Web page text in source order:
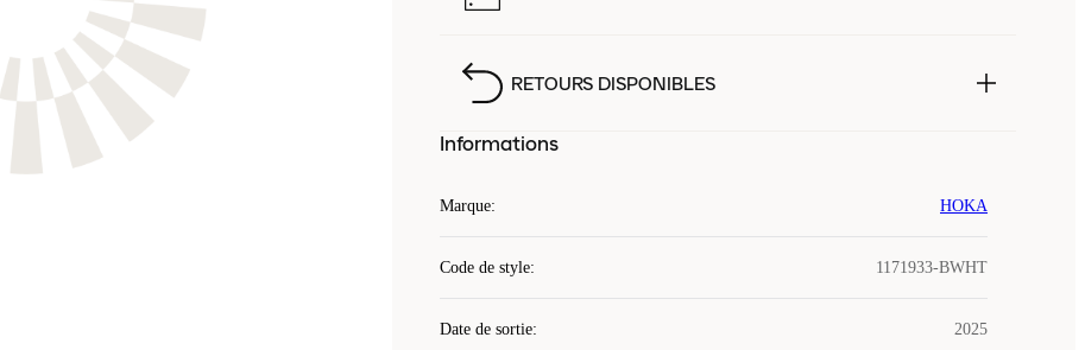
RETOURS DISPONIBLES
Informations
Marque: HOKA
Code de style: 1171933-BWHT
Date de sortie: 2025